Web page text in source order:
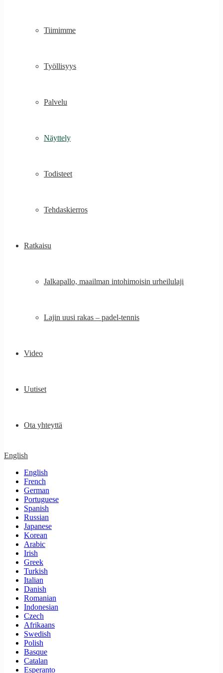
Tiimimme
Työllisyys
Palvelu
Näyttely
Todisteet
Tehdaskierros
Ratkaisu
Jalkapallo, maailman intohimoisin urheilulaji
Lajin uusi rakas – padel-tennis
Video
Uutiset
Ota yhteyttä
English
English
French
German
Portuguese
Spanish
Russian
Japanese
Korean
Arabic
Irish
Greek
Turkish
Italian
Danish
Romanian
Indonesian
Czech
Afrikaans
Swedish
Polish
Basque
Catalan
Esperanto